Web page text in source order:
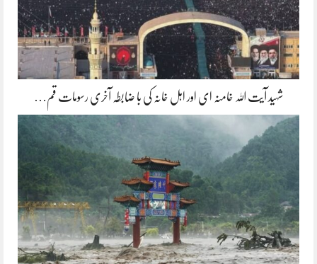
شہید آیت اللہ خامنہ ای اور اہل خانہ کی با ضابطہ آخری رسومات قم…